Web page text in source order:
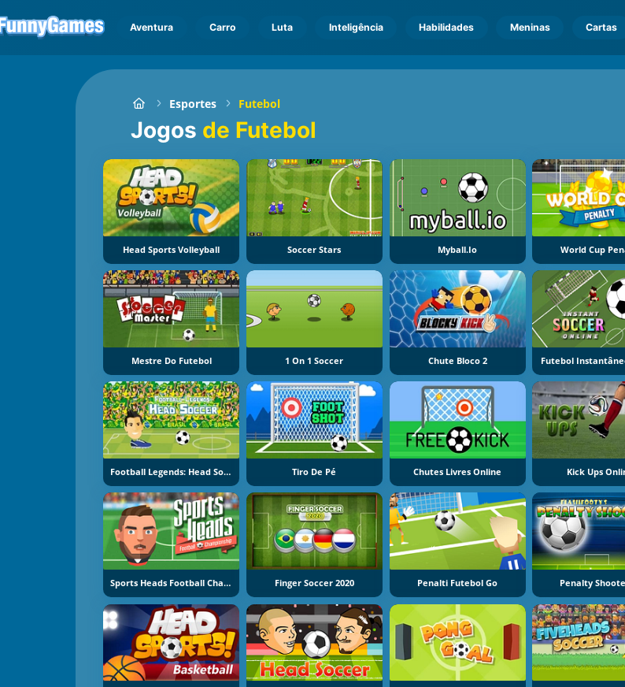
Aventura Carro Luta Inteligência Habilidades Meninas Cartas
Esportes Futebol
Jogos de Futebol
Head Sports Volleyball Soccer Stars Myball.io World Cup
Mestre Do Futebol 1 On 1 Soccer Chute Bloco 2 Futebol
Football Legends: Head Soccer Tiro De Pé Chutes Livres Online Kick Ups
Sports Heads Football Championship Finger Soccer 2020 Penalti Futebol Go Penalty